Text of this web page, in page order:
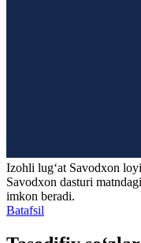
Izohli lugʻat Savodxon
Savodxon dasturi
imkon beradi.
Batafsil